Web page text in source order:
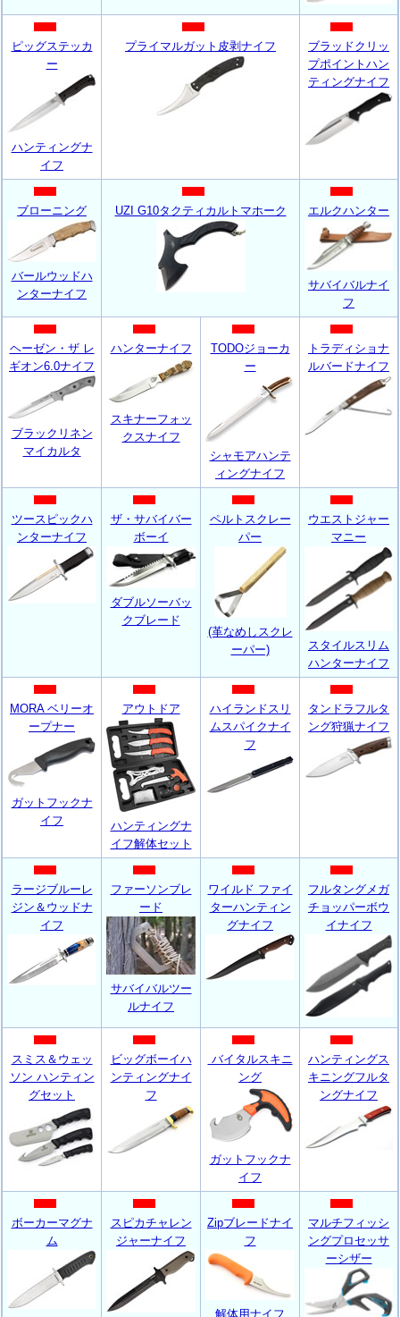
ピッグステッカ
ー
ハンティングナ
イフ
プライマルガット皮剥ナイフ
ブラッドクリッ
プポイントハン
ティングナイフ
ブローニング
バールウッドハ
ンターナイフ
UZI G10タクティカルトマホーク エルクハンター
サバイバルナイ
フ
ヘーゼン・ザ レ
ギオン6.0ナイフ
ブラックリネン
マイカルタ
ハンターナイフ
スキナーフォッ
クスナイフ
TODOジョーカ
ー
シャモアハンテ
ィングナイフ
トラディショナ
ルバードナイフ
ツースピックハ
ンターナイフ
ザ・サバイバー
ボーイ
ダブルソーバッ
クブレード
ペルトスクレー
パー
(革なめしスクレ
ーパー)
ウエストジャー
マニー
スタイルスリム
ハンターナイフ
MORA ベリーオ
ープナー
ガットフックナ
イフ
アウトドア
ハンティングナ
イフ解体セット
ハイランドスリ
ムスパイクナイ
フ
タンドラフルタ
ング狩猟ナイフ
ラージブルーレ
ジン＆ウッドナ
イフ
ファーソンブレ
ード
サバイバルツー
ルナイフ
ワイルド ファイ
ターハンティン
グナイフ
フルタングメガ
チョッパーボウ
イナイフ
スミス＆ウェッ
ソン ハンティン
グセット
ビッグボーイハ
ンティングナイ
フ
バイタルスキニ
ング
ガットフックナ
イフ
ハンティングス
キニングフルタ
ングナイフ
ボーカーマグナ
ム
スピカチャレン
ジャーナイフ
Zipブレードナイ
フ
解体用ナイフ
マルチフィッシ
ングプロセッサ
ーシザー